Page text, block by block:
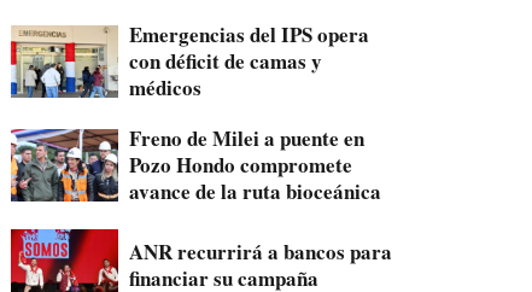
Emergencias del IPS opera
con déficit de camas y
médicos
Freno de Milei a puente en
Pozo Hondo compromete
avance de la ruta bioceánica
ANR recurrirá a bancos para
financiar su campaña